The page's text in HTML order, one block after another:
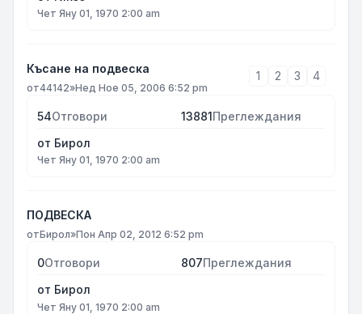
Чет Яну 01, 1970 2:00 am
Късане на подвеска
от44142»Нед Ное 05, 2006 6:52 pm
1 2 3 4
54Отговори 13881Преглеждания
от Бирол
Чет Яну 01, 1970 2:00 am
ПОДВЕСКА
отБирол»Пон Апр 02, 2012 6:52 pm
0Отговори 807Преглеждания
от Бирол
Чет Яну 01, 1970 2:00 am